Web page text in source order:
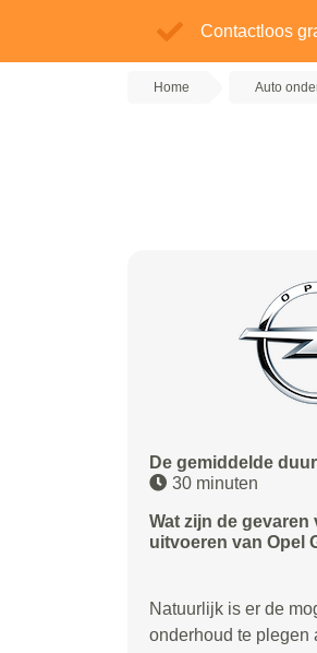
Contactloos
Home Auto
De gemiddelde
30 minuten
Wat zijn de gevaren
uitvoeren van Opel
Natuurlijk is er de
onderhoud te plegen